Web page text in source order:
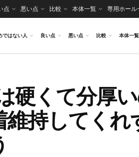
点 悪い点 比較 本体一覧 専用ホール
ではない人 良い点 悪い点 比較 本体一覧
硬くて分厚
維持してくれ